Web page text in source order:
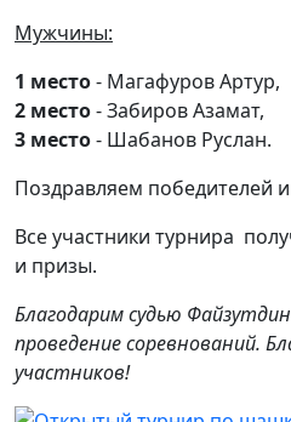
Мужчины:
1 место- Магафуров Артур,
2 место- Забиров Азамат,
3 место- Шабанов Руслан.
Поздравляем победителей
Все участники турнира
и призы.
Благодарим судью
проведение соревнований.
участников!